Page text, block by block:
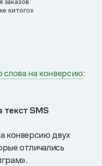
«итого»
слова на конверсию:
текст SMS
конверсию двух
отличались